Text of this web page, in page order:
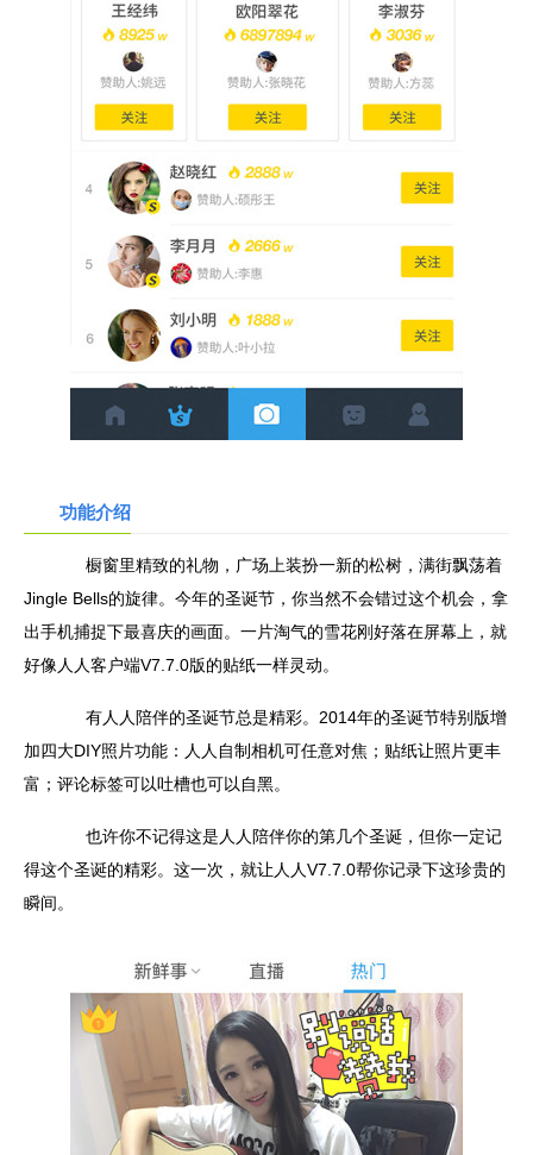
功能介绍
橱窗里精致的礼物，广场上装扮一新的松树，满街飘荡着
Jingle Bells的旋律。今年的圣诞节，你当然不会错过这个机会，拿
出手机捕捉下最喜庆的画面。一片淘气的雪花刚好落在屏幕上，就
好像人人客户端V7.7.0版的贴纸一样灵动。
有人人陪伴的圣诞节总是精彩。2014年的圣诞节特别版增
加四大DIY照片功能：人人自制相机可任意对焦；贴纸让照片更丰
富；评论标签可以吐槽也可以自黑。
也许你不记得这是人人陪伴你的第几个圣诞，但你一定记
得这个圣诞的精彩。这一次，就让人人V7.7.0帮你记录下这珍贵的
瞬间。